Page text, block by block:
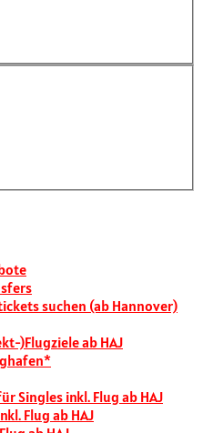
suchen (ab Hannover)
)Flugziele ab HAJ
Singles inkl. Flug ab HAJ
Flug ab HAJ